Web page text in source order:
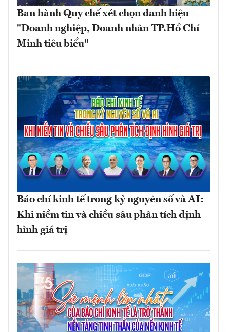
Ban hành Quy chế xét chọn danh hiệu
"Doanh nghiệp, Doanh nhân TP.Hồ Chí
Minh tiêu biểu"
Báo chí kinh tế trong kỷ nguyên số và AI:
Khi niềm tin và chiều sâu phân tích định
hình giá trị